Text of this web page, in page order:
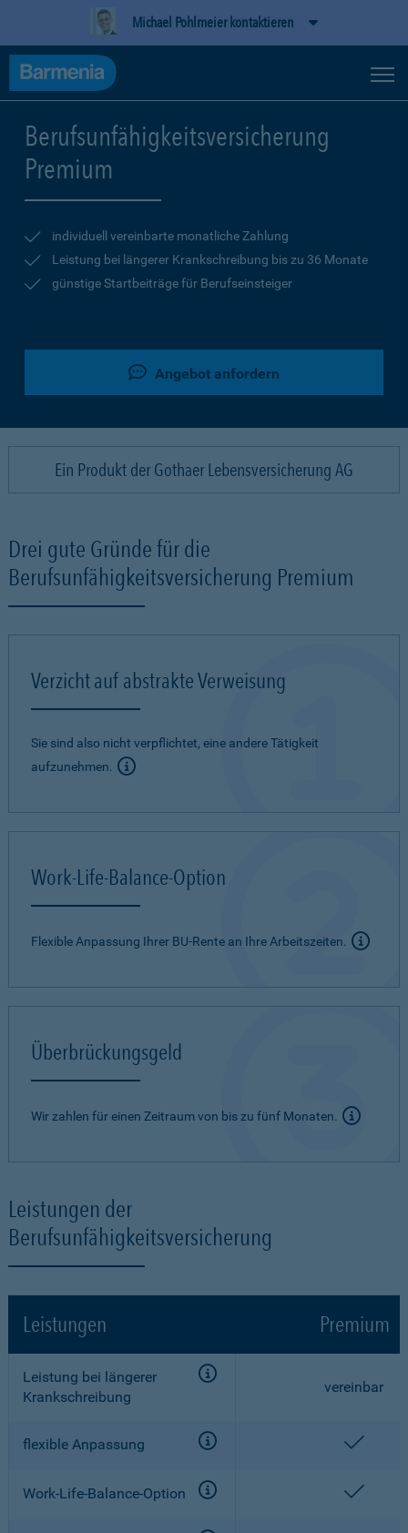
Michael Pohlmeier kontaktieren
Berufsunfähigkeitsversicherung
Premium
individuell vereinbarte monatliche Zahlung
Leistung bei längerer Krankschreibung bis zu 36 Monate
günstige Startbeiträge für Berufseinsteiger
Angebot anfordern
Ein Produkt der Gothaer Lebensversicherung AG
Drei gute Gründe für die
Berufsunfähigkeitsversicherung Premium
Verzicht auf abstrakte Verweisung
Sie sind also nicht verpflichtet, eine andere Tätigkeit
aufzunehmen.
Work-Life-Balance-Option
Flexible Anpassung Ihrer BU-Rente an Ihre Arbeitszeiten.
Überbrückungsgeld
Wir zahlen für einen Zeitraum von bis zu fünf Monaten.
Leistungen der
Berufsunfähigkeitsversicherung
Leistungen Premium
Leistung bei längerer
Krankschreibung
vereinbar
flexible Anpassung
Work-Life-Balance-Option